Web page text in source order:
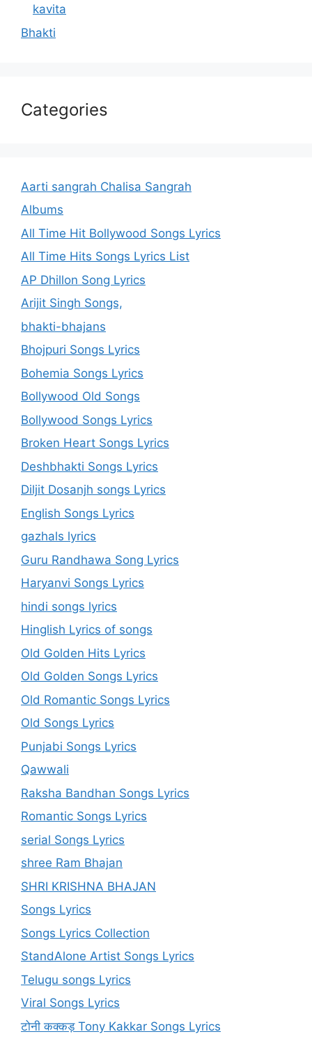
kavita
Bhakti
Categories
Aarti sangrah Chalisa Sangrah
Albums
All Time Hit Bollywood Songs Lyrics
All Time Hits Songs Lyrics List
AP Dhillon Song Lyrics
Arijit Singh Songs,
bhakti-bhajans
Bhojpuri Songs Lyrics
Bohemia Songs Lyrics
Bollywood Old Songs
Bollywood Songs Lyrics
Broken Heart Songs Lyrics
Deshbhakti Songs Lyrics
Diljit Dosanjh songs Lyrics
English Songs Lyrics
gazhals lyrics
Guru Randhawa Song Lyrics
Haryanvi Songs Lyrics
hindi songs lyrics
Hinglish Lyrics of songs
Old Golden Hits Lyrics
Old Golden Songs Lyrics
Old Romantic Songs Lyrics
Old Songs Lyrics
Punjabi Songs Lyrics
Qawwali
Raksha Bandhan Songs Lyrics
Romantic Songs Lyrics
serial Songs Lyrics
shree Ram Bhajan
SHRI KRISHNA BHAJAN
Songs Lyrics
Songs Lyrics Collection
StandAlone Artist Songs Lyrics
Telugu songs Lyrics
Viral Songs Lyrics
टोनी कक्कड़ Tony Kakkar Songs Lyrics